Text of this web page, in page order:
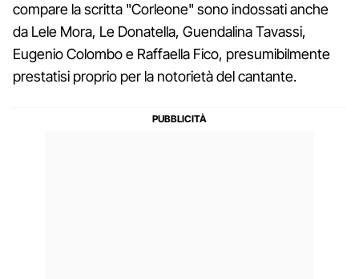
compare la scritta "Corleone" sono indossati anche
da Lele Mora, Le Donatella, Guendalina Tavassi,
Eugenio Colombo e Raffaella Fico, presumibilmente
prestatisi proprio per la notorietà del cantante.